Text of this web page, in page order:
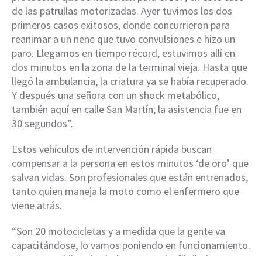
de las patrullas motorizadas. Ayer tuvimos los dos
primeros casos exitosos, donde concurrieron para
reanimar a un nene que tuvo convulsiones e hizo un
paro. Llegamos en tiempo récord, estuvimos allí en
dos minutos en la zona de la terminal vieja. Hasta que
llegó la ambulancia, la criatura ya se había recuperado.
Y después una señora con un shock metabólico,
también aquí en calle San Martín; la asistencia fue en
30 segundos”.
Estos vehículos de intervención rápida buscan
compensar a la persona en estos minutos ‘de oro’ que
salvan vidas. Son profesionales que están entrenados,
tanto quien maneja la moto como el enfermero que
viene atrás.
“Son 20 motocicletas y a medida que la gente va
capacitándose, lo vamos poniendo en funcionamiento.